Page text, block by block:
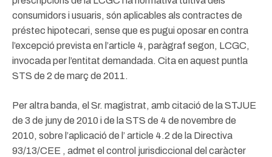
consumidors i usuaris, són aplicables als contractes de
préstec hipotecari, sense que es pugui oposar en contra
l’excepció prevista en l’article 4, paràgraf segon, LCGC,
invocada per l’entitat demandada. Cita en aquest puntla
STS de 2 de març de 2011.
Per altra banda, el Sr. magistrat, amb citació de la STJUE
de 3 de juny de 2010 i de la STS de 4 de novembre de
2010, sobre l’aplicació de l’ article 4.2 de la Directiva
93/13/CEE , admet el control jurisdiccional del caràcter